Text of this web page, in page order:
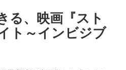
る、映画『スト
ト～インビジブ